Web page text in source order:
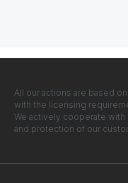
All our actions are based
with the licensing
We actively cooperate
and protection of our